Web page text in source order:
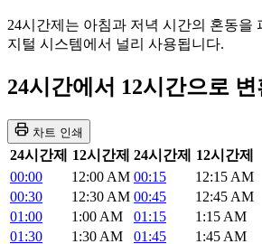
24시간제는 아침과 저녁 시간의 혼동을
지털 시스템에서 널리 사용됩니다.
24시간에서 12시간으로
차트 인쇄
24시간제 12시간제 24시간제
12시간제
00:00
12:00 AM 00:15
12:15 AM
00:30
12:30 AM 00:45
12:45 AM
01:00
1:00 AM 01:15
1:15 AM
01:30
1:30 AM 01:45
1:45 AM